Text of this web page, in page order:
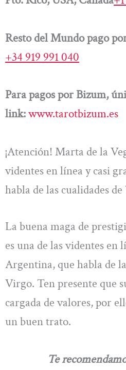
Resto del Mundo pago
+34 919 991 040
Para pagos por Bizum,
link:www.tarotbizum.es
¡Atención! Marta de la
videntes en línea y casi
habla de las cualidades
La buena maga de
es una de las videntes en
Argentina, que habla de
Virgo. Ten presente que
cargada de valores, por
un buen trato.
Te